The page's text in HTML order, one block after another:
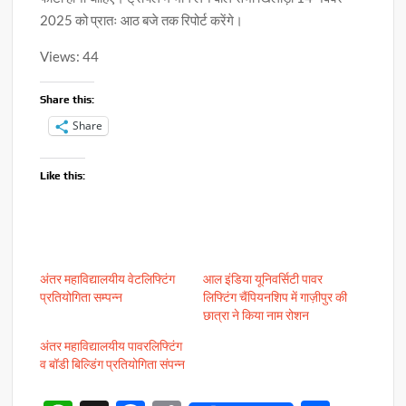
2025 को प्रातः आठ बजे तक रिपोर्ट करेंगे।
Views: 44
Share this:
Share
Like this:
अंतर महाविद्यालयीय वेटलिफ्टिंग
प्रतियोगिता सम्पन्न
आल इंडिया यूनिवर्सिटी पावर
लिफ्टिंग चैंपियनशिप में गाज़ीपुर की
छात्रा ने किया नाम रोशन
अंतर महाविद्यालयीय पावरलिफ्टिंग
व बॉडी बिल्डिंग प्रतियोगिता संपन्न